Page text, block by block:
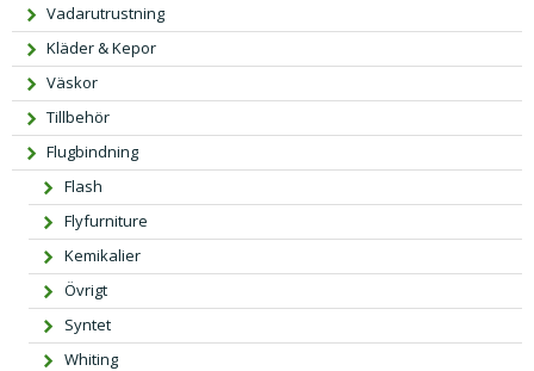
9,
0
Vadarutrustning
Kläder & Kepor
Väskor
Tillbehör
Flugbindning
Flash
Flyfurniture
Kemikalier
Övrigt
Syntet
Whiting